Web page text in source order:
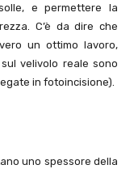
e permettere la
C’è da dire che
un ottimo lavoro,
velivolo reale sono
in fotoincisione).
uno spessore della